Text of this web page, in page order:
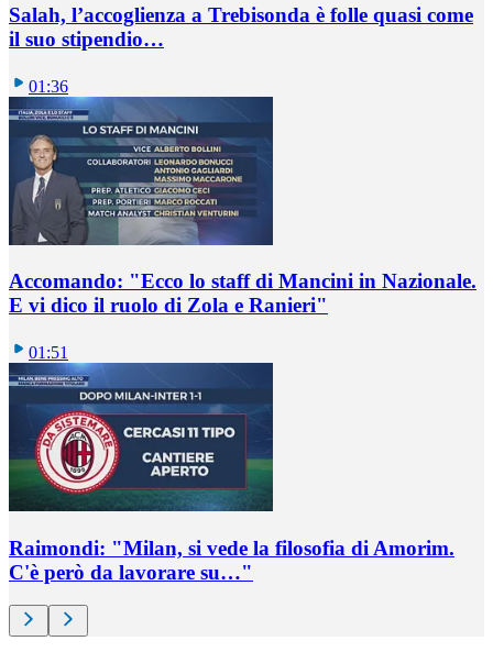
Salah, l’accoglienza a Trebisonda è folle quasi come
il suo stipendio…
01:36
Accomando: "Ecco lo staff di Mancini in Nazionale.
E vi dico il ruolo di Zola e Ranieri"
01:51
Raimondi: "Milan, si vede la filosofia di Amorim.
C'è però da lavorare su…"